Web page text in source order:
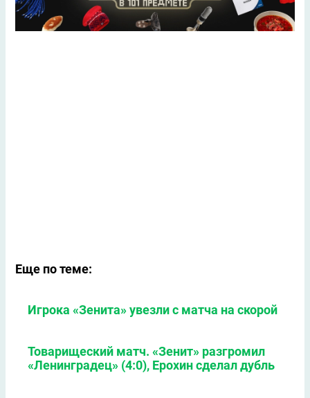
Еще по теме:
Игрока «Зенита» увезли с матча на скорой
Товарищеский матч. «Зенит» разгромил
«Ленинградец» (4:0), Ерохин сделал дубль